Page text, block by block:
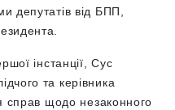
депутатів від БПП,
інстанції, Сус
та керівника
справ щодо незаконного